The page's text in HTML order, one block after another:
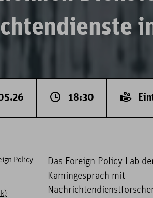
18:30
Policy
Das Foreign Policy Lab
Kamingespräch mit